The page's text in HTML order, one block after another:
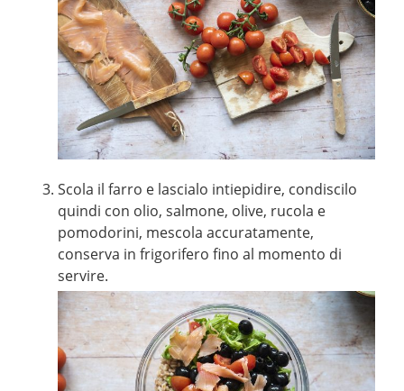
Scola il farro e lascialo intiepidire, condiscilo
quindi con olio, salmone, olive, rucola e
pomodorini, mescola accuratamente,
conserva in frigorifero fino al momento di
servire.